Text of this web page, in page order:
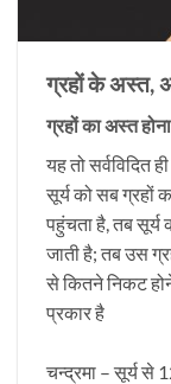
ग्रहों के अस्त,
ग्रहों का अस्त होना
यह तो सर्वविदित
सूर्य को सब ग्रहों
पहुंचता है, तब
जाती है; तब उस
से कितने निकट
प्रकार है
चन्द्रमा – सूर्य से